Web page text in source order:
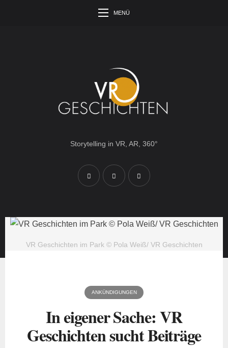
MENÜ
Storytelling in VR, AR, 360°
VR Geschichten im Park © Pola Weiß/ VR Geschichten
ANKÜNDIGUNGEN
In eigener Sache: VR
Geschichten sucht Beiträge